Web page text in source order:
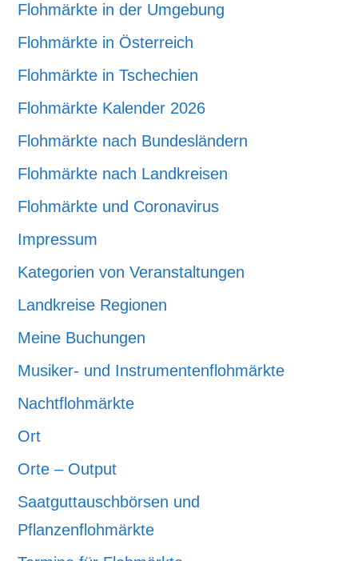
Flohmärkte in der Umgebung
Flohmärkte in Österreich
Flohmärkte in Tschechien
Flohmärkte Kalender 2026
Flohmärkte nach Bundesländern
Flohmärkte nach Landkreisen
Flohmärkte und Coronavirus
Impressum
Kategorien von Veranstaltungen
Landkreise Regionen
Meine Buchungen
Musiker- und Instrumentenflohmärkte
Nachtflohmärkte
Ort
Orte – Output
Saatguttauschbörsen und
Pflanzenflohmärkte